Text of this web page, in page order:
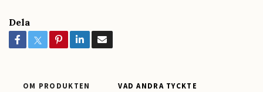
Dela
OM PRODUKTEN VAD ANDRA TYCKTE